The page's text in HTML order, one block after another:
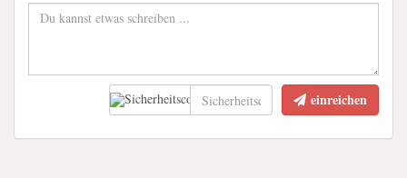
einreichen